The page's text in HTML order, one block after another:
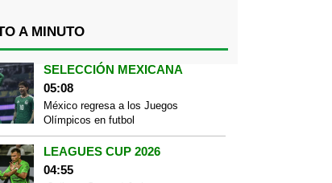
A MINUTO
SELECCIÓN MEXICANA
05:08
México regresa a los Juegos
Olímpicos en futbol
LEAGUES CUP 2026
04:55